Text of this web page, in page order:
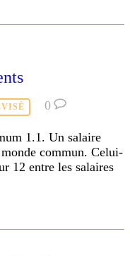
0
1.1. Un salaire
commun. Celui-
12 entre les salaires